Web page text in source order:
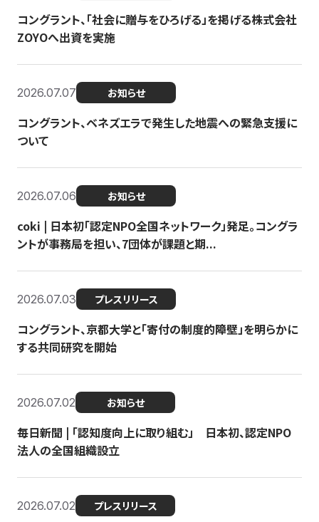
コングラント、「社会に贈与をひろげる」を掲げる株式会社
ZOYOへ出資を実施
2026.07.07 お知らせ
コングラント、ベネズエラで発生した地震への緊急支援に
ついて
2026.07.06 お知らせ
coki | 日本初「認定NPO全国ネットワーク」発足。コングラ
ントが事務局を担い、7団体が課題と期...
2026.07.03 プレスリリース
コングラント、京都大学と「寄付の制度的障壁」を明らかに
する共同研究を開始
2026.07.02 お知らせ
毎日新聞 | 「認知度向上に取り組む」 日本初、認定NPO
法人の全国組織設立
2026.07.02 プレスリリース